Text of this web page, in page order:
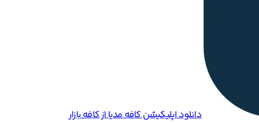
دانلود اپلیکیشن کافه مدیا از کافه بازار